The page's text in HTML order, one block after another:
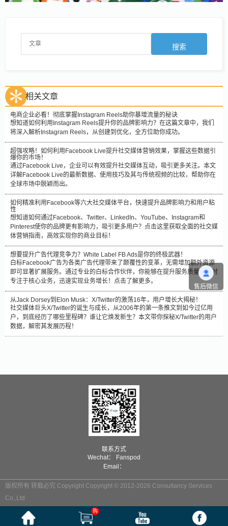
相关文章
电商企业必看！彻底掌握Instagram Reels助你暴增流量的秘诀
想知道如何利用Instagram Reels提升你的品牌影响力？在这篇文章中，我们
将深入解析Instagram Reels，从创建到优化，全方位助你成功。
超强攻略！如何利用Facebook Live提升社交媒体营销效果，掌握这些数据引
爆你的市场！
通过Facebook Live，企业可以有效提升社交媒体互动，吸引更多关注。本文
详解Facebook Live的最新数据、使用技巧及其与传统视频的比较，帮助你在
全球市场中脱颖而出。
如何精准利用Facebook等六大社交媒体平台，快速提升品牌影响力和用户粘
性
想知道如何通过Facebook、Twitter、LinkedIn、YouTube、Instagram和
Pinterest使你的品牌更有影响力，吸引更多用户？点击这里获取全面的社交媒
体营销指南，高效实现你的商业目标！
想要提升广告代理竞争力？White Label FB Ads是你的终极武器！
白标Facebook广告为各类广告代理带来了颠覆性的变革，无需增加额外资源
即可显著扩展服务。通过专业的白标合作伙伴，你能够在提升服务质量的同时
专注于核心业务，迅速实现业务增长！点击了解更多。
从Jack Dorsey到Elon Musk：X/Twitter的激荡16年，用户增长大揭秘！
社交媒体巨头X/Twitter的诞生与成长，从2006年的第一条推文到如今过亿用
户，到底经历了哪些里程碑？谁让它焕发新生？本文带你探秘X/Twitter的用户
数据，解密其发展历程！
联系方式
Wechat： Fanspod
Email：
版权所有 转载必究 Copyright Copyright © 2012-2026 Consultancy Services
Co.,Ltd
购
售后微信